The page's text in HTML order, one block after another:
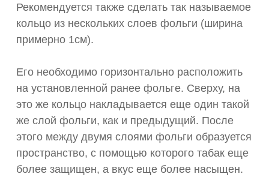
Рекомендуется также сделать так называемое
кольцо из нескольких слоев фольги (ширина
примерно 1см).
Его необходимо горизонтально расположить
на установленной ранее фольге. Сверху, на
это же кольцо накладывается еще один такой
же слой фольги, как и предыдущий. После
этого между двумя слоями фольги образуется
пространство, с помощью которого табак еще
более защищен, а вкус еще более насыщен.